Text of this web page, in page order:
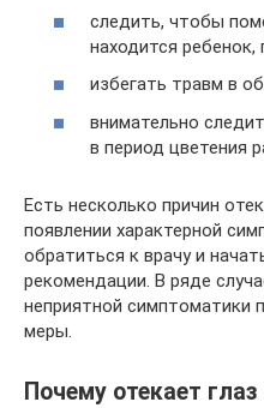
следить, чтобы
находится ребенок,
избегать травм в
внимательно
в период цветения
Есть несколько причин
появлении характерной
обратиться к врачу и
рекомендации. В ряде
неприятной симптоматики
меры.
Почему отекает глаз